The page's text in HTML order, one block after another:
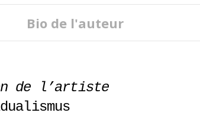
Bio de l'auteur
de l’artiste